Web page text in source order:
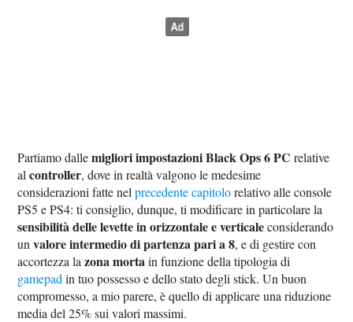
Partiamo dallemigliori impostazioni Black Ops 6 PC relative
alcontroller, dove in realtà valgono le medesime
considerazioni fatte nelprecedente capitolorelativo alle console
PS5 e PS4: ti consiglio, dunque, ti modificare in particolare la
sensibilità delle levette in orizzontale e verticaleconsiderando
unvalore intermedio di partenza pari a 8, e di gestire con
accortezza lazona mortain funzione della tipologia di
gamepad in tuo possesso e dello stato degli stick. Un buon
compromesso, a mio parere, è quello di applicare una riduzione
media del 25% sui valori massimi.